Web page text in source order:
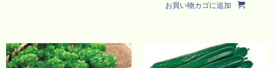
お買い物カゴに追加